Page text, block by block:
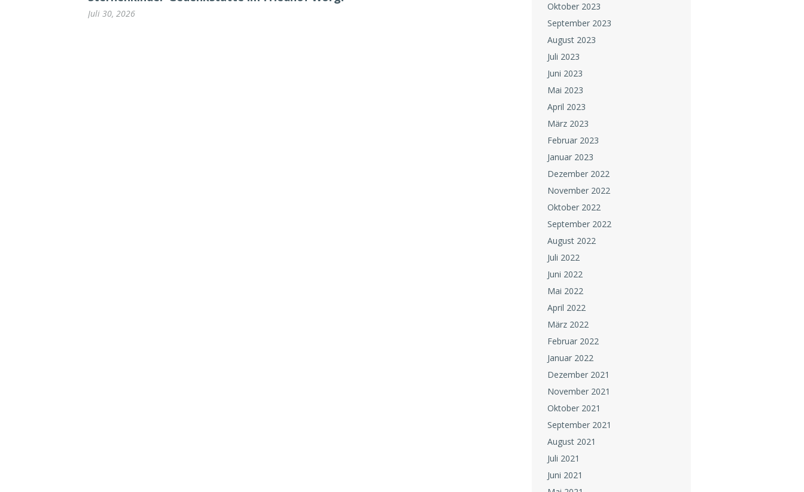
Juli 30, 2026
Oktober 2023
September 2023
August 2023
Juli 2023
Juni 2023
Mai 2023
April 2023
März 2023
Februar 2023
Januar 2023
Dezember 2022
November 2022
Oktober 2022
September 2022
August 2022
Juli 2022
Juni 2022
Mai 2022
April 2022
März 2022
Februar 2022
Januar 2022
Dezember 2021
November 2021
Oktober 2021
September 2021
August 2021
Juli 2021
Juni 2021